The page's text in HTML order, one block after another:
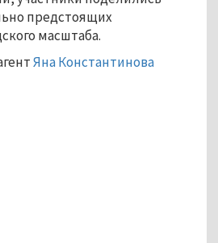
предстоящих
масштаба.
Яна Константинова